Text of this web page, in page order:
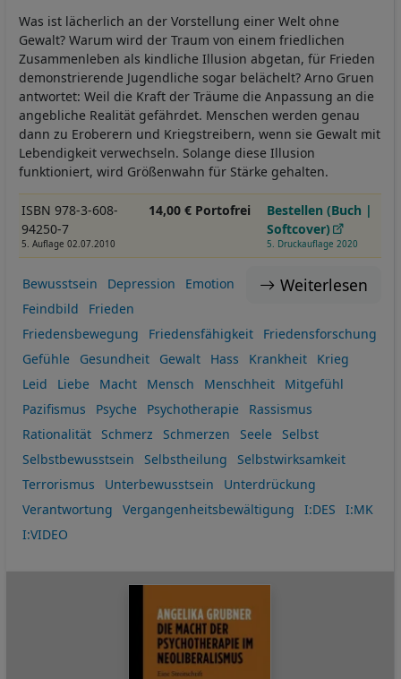
Was ist lächerlich an der Vorstellung einer Welt ohne
Gewalt? Warum wird der Traum von einem friedlichen
Zusammenleben als kindliche Illusion abgetan, für Frieden
demonstrierende Jugendliche sogar belächelt? Arno Gruen
antwortet: Weil die Kraft der Träume die Anpassung an die
angebliche Realität gefährdet. Menschen werden genau
dann zu Eroberern und Kriegstreibern, wenn sie Gewalt mit
Lebendigkeit verwechseln. Solange diese Illusion
funktioniert, wird Größenwahn für Stärke gehalten.
ISBN 978-3-608-
94250-7
5. Auflage 02.07.2010
14,00 € Portofrei
Bestellen (Buch |
Softcover)
5. Druckauflage 2020
Weiterlesen
Bewusstsein Depression
Emotion
Feindbild
Frieden
Friedensbewegung
Friedensfähigkeit
Friedensforschung
Gefühle
Gesundheit Gewalt Hass Krankheit
Krieg
Leid
Liebe Macht Mensch Menschheit
Mitgefühl
Pazifismus
Psyche Psychotherapie
Rassismus
Rationalität
Schmerz Schmerzen Seele
Selbst
Selbstbewusstsein
Selbstheilung
Selbstwirksamkeit
Terrorismus
Unterbewusstsein
Unterdrückung
Verantwortung
Vergangenheitsbewältigung I:DES
I:MK
I:VIDEO